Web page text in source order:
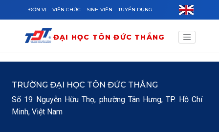
Skip to main content
ĐƠN VỊ VIÊN CHỨC SINH VIÊN TUYỂN DỤNG
ĐẠI HỌC TÔN ĐỨC THẮNG
TRƯỜNG ĐẠI HỌC TÔN ĐỨC THẮNG
Số 19 Nguyễn Hữu Thọ, phường Tân Hưng, TP. Hồ Chí
Minh, Việt Nam